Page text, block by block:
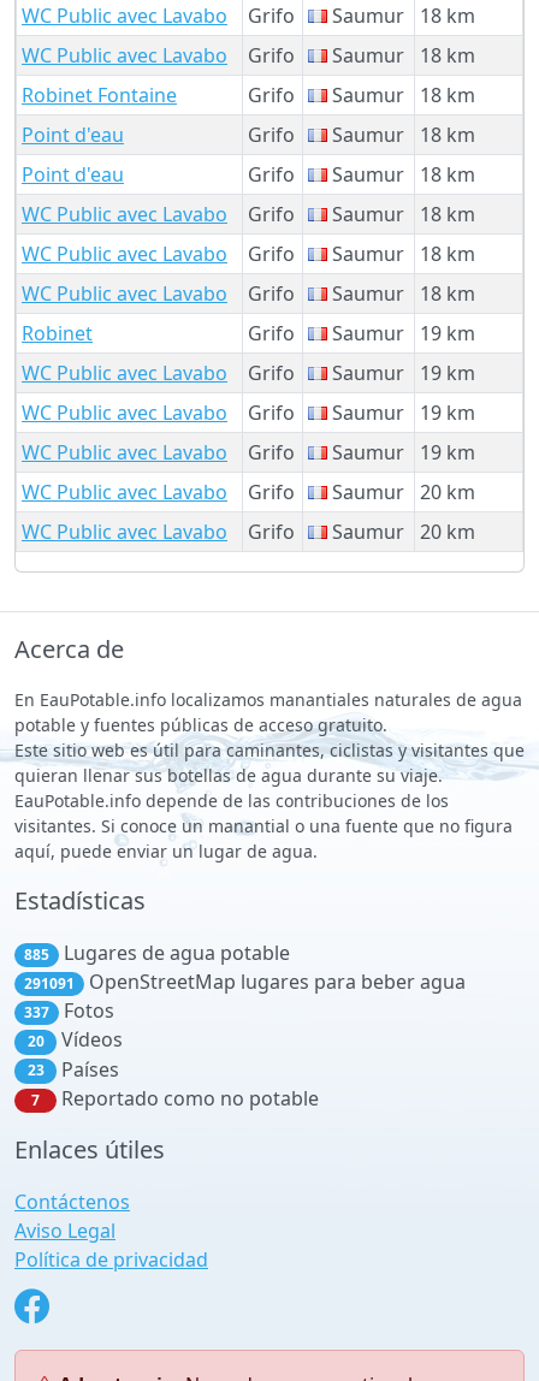
WC Public avec Lavabo
Grifo Saumur
18 km
WC Public avec Lavabo
Grifo Saumur
18 km
Robinet Fontaine
Grifo Saumur
18 km
Point d'eau
Grifo Saumur
18 km
Point d'eau
Grifo Saumur
18 km
WC Public avec Lavabo
Grifo Saumur
18 km
WC Public avec Lavabo
Grifo Saumur
18 km
WC Public avec Lavabo
Grifo Saumur
18 km
Robinet
Grifo Saumur
19 km
WC Public avec Lavabo
Grifo Saumur
19 km
WC Public avec Lavabo
Grifo Saumur
19 km
WC Public avec Lavabo
Grifo Saumur
19 km
WC Public avec Lavabo
Grifo Saumur 20 km
WC Public avec Lavabo
Grifo Saumur 20 km
Acerca de
En EauPotable.info localizamos manantiales naturales de agua
potable y fuentes públicas de acceso gratuito.
Este sitio web es útil para caminantes, ciclistas y visitantes que
quieran llenar sus botellas de agua durante su viaje.
EauPotable.info depende de las contribuciones de los
visitantes. Si conoce un manantial o una fuente que no figura
aquí, puede enviar un lugar de agua.
Estadísticas
885 Lugares de agua potable
291091 OpenStreetMap lugares para beber agua
337 Fotos
20 Vídeos
23 Países
7 Reportado como no potable
Enlaces útiles
Contáctenos
Aviso Legal
Política de privacidad